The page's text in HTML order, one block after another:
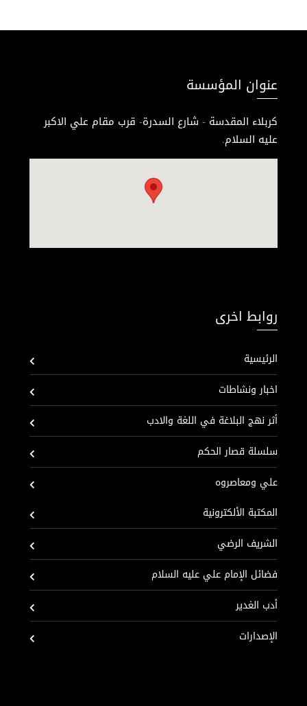
عنوان المؤسسة
كربلاء المقدسة - شارع السدرة- قرب مقام علي الاكبر
عليه السلام.
روابط اخرى
الرئيسية
اخبار ونشاطات
أثر نهج البلاغة في اللغة والادب
سلسلة قصار الحكم
علي ومعاصروه
المكتبة الألكترونية
الشريف الرضي
فضائل الإمام علي عليه السلام
أدب الغدير
الإصدارات